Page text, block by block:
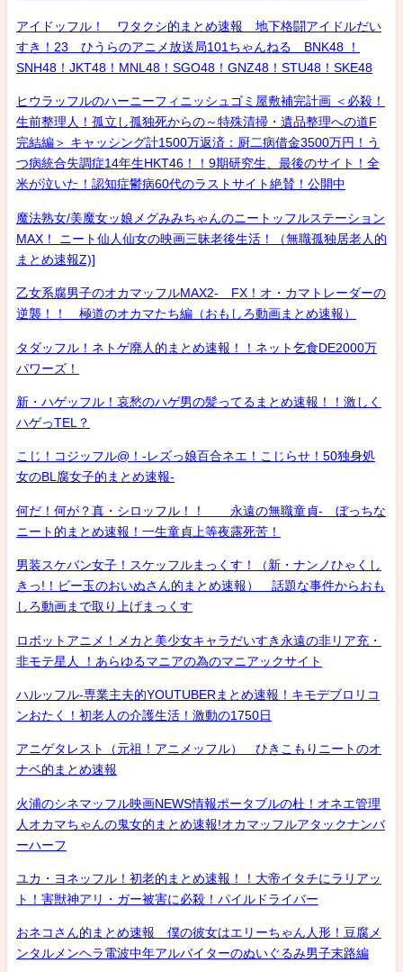
アイドッフル！ ワタクシ的まとめ速報 地下格闘アイドルだい
すき！23 ひうらのアニメ放送局101ちゃんねる BNK48 ！
SNH48！JKT48！MNL48！SGO48！GNZ48！STU48！SKE48
ヒウラッフルのハーニーフィニッシュゴミ屋敷補完計画 ＜必殺！
生前整理人！孤立し孤独死からの～特殊清掃・遺品整理への道F
完結編＞ キャッシング計1500万返済：厨二病借金3500万円！う
つ病統合失調症14年生HKT46！！9期研究生、最後のサイト！全
米が泣いた！認知症鬱病60代のラストサイト絶賛！公開中
魔法熟女/美魔女ッ娘メグみみちゃんのニートッフルステーション
MAX！ ニート仙人仙女の映画三昧老後生活！（無職孤独居老人的
まとめ速報Z)]
乙女系腐男子のオカマッフルMAX2- FX！オ・カマトレーダーの
逆襲！！ 極道のオカマたち編（おもしろ動画まとめ速報）
タダッフル！ネトゲ廃人的まとめ速報！！ネット乞食DE2000万
パワーズ！
新・ハゲッフル！哀愁のハゲ男の髪ってるまとめ速報！！激しく
ハゲっTEL？
こじ！コジッフル@！-レズっ娘百合ネエ！こじらせ！50独身処
女のBL腐女子的まとめ速報-
何だ！何が？真・シロッフル！！ 永遠の無職童貞- ぼっちな
ニート的まとめ速報！一生童貞上等夜露死苦！
男装スケバン女子！スケッフルまっくす！（新・ナンノひゃくし
きっ!！ビー玉のおいぬさん的まとめ速報） 話題な事件からおも
しろ動画まで取り上げまっくす
ロボットアニメ！メカと美少女キャラだいすき永遠の非リア充・
非モテ星人 ！あらゆるマニアの為のマニアックサイト
ハルッフル-専業主夫的YOUTUBERまとめ速報！キモデブロリコ
ンおたく！初老人の介護生活！激動の1750日
アニゲタレスト（元祖！アニメッフル） ひきこもりニートのオ
ナベ的まとめ速報
火浦のシネマッフル映画NEWS情報ポータブルの杜！オネエ管理
人オカマちゃんの鬼女的まとめ速報!オカマッフルアタックナンバ
ーハーフ
ユカ・ヨネッフル！初老的まとめ速報！！大帝イタチにラリアッ
ト！害獣神アリ・ガー被害に必殺！パイルドライバー
おネコさん的まとめ速報 僕の彼女はエリーちゃん人形！豆腐メ
ンタルメンヘラ電波中年アルバイターのぬいぐるみ男子末路編